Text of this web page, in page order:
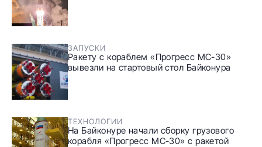
ЗАПУСКИ
Ракету с кораблем «Прогресс МС-30»
вывезли на стартовый стол Байконура
ТЕХНОЛОГИИ
На Байконуре начали сборку грузового
корабля «Прогресс МС-30» с ракетой